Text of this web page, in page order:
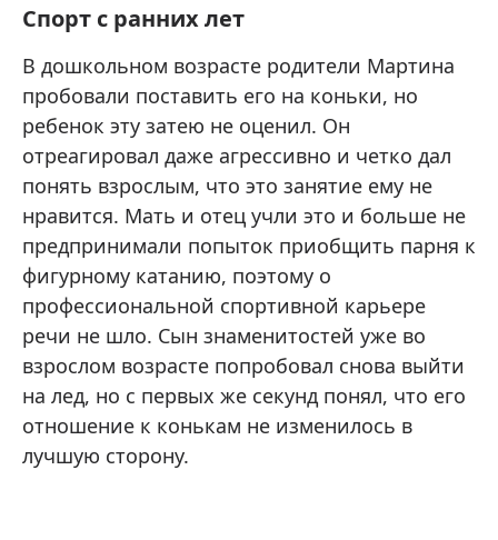
Спорт с ранних лет
В дошкольном возрасте родители Мартина
пробовали поставить его на коньки, но
ребенок эту затею не оценил. Он
отреагировал даже агрессивно и четко дал
понять взрослым, что это занятие ему не
нравится. Мать и отец учли это и больше не
предпринимали попыток приобщить парня к
фигурному катанию, поэтому о
профессиональной спортивной карьере
речи не шло. Сын знаменитостей уже во
взрослом возрасте попробовал снова выйти
на лед, но с первых же секунд понял, что его
отношение к конькам не изменилось в
лучшую сторону.